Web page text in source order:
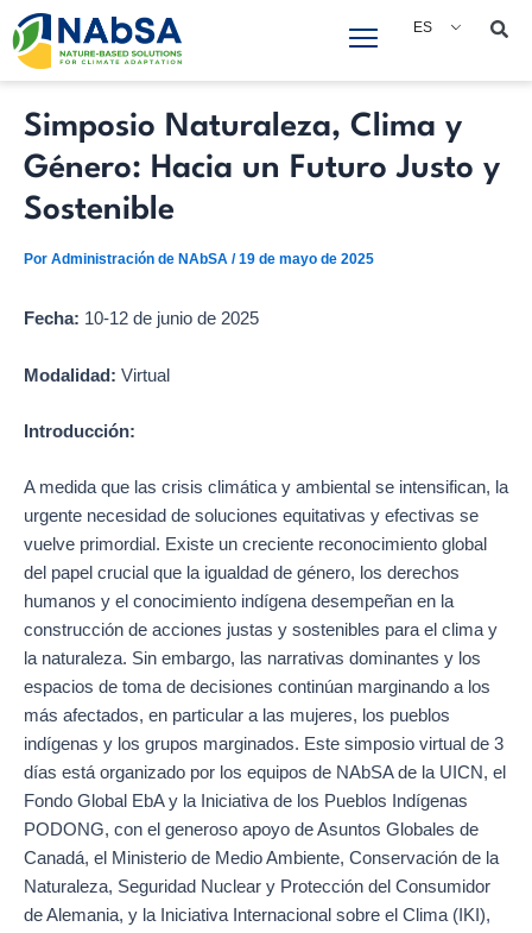
Saltar
contenido
ES
Simposio Naturaleza, Clima y
Género: Hacia un Futuro Justo y
Sostenible
Por Administración de NAbSA /19 de mayo de 2025
Fecha: 10-12 de junio de 2025
Modalidad: Virtual
Introducción:
A medida que las crisis climática y ambiental se intensifican, la
urgente necesidad de soluciones equitativas y efectivas se
vuelve primordial. Existe un creciente reconocimiento global
del papel crucial que la igualdad de género, los derechos
humanos y el conocimiento indígena desempeñan en la
construcción de acciones justas y sostenibles para el clima y
la naturaleza. Sin embargo, las narrativas dominantes y los
espacios de toma de decisiones continúan marginando a los
más afectados, en particular a las mujeres, los pueblos
indígenas y los grupos marginados. Este simposio virtual de 3
días está organizado por los equipos de NAbSA de la UICN, el
Fondo Global EbA y la Iniciativa de los Pueblos Indígenas
PODONG, con el generoso apoyo de Asuntos Globales de
Canadá, el Ministerio de Medio Ambiente, Conservación de la
Naturaleza, Seguridad Nuclear y Protección del Consumidor
de Alemania, y la Iniciativa Internacional sobre el Clima (IKI),
Navegación
de
entradas